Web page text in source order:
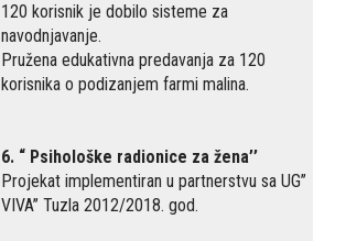
120 korisnik je dobilo sisteme za
navodnjavanje.
Pružena edukativna predavanja za 120
korisnika o podizanjem farmi malina.
6. “ Psihološke radionice za žena’’
Projekat implementiran u partnerstvu sa UG’’
VIVA’’ Tuzla 2012/2018. god.